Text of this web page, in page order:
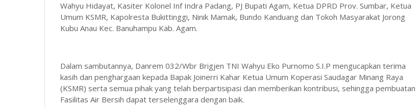
Wahyu Hidayat, Kasiter Kolonel Inf Indra Padang, PJ Bupati Agam, Ketua DPRD Prov. Sumbar, Ketua
Umum KSMR, Kapolresta Bukittinggi, Ninik Mamak, Bundo Kanduang dan Tokoh Masyarakat Jorong
Kubu Anau Kec. Banuhampu Kab. Agam.
Dalam sambutannya, Danrem 032/Wbr Brigjen TNI Wahyu Eko Purnomo S.I.P mengucapkan terima
kasih dan penghargaan kepada Bapak Joinerri Kahar Ketua Umum Koperasi Saudagar Minang Raya
(KSMR) serta semua pihak yang telah berpartisipasi dan memberikan kontribusi, sehingga pembuatan
Fasilitas Air Bersih dapat terselenggara dengan baik.